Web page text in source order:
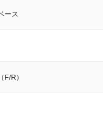
ース
F/R）